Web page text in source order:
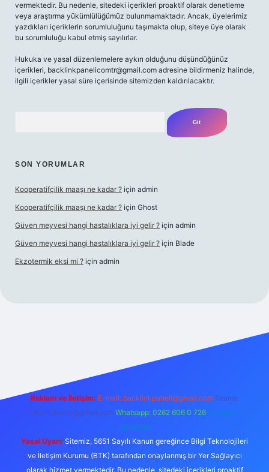
vermektedir. Bu nedenle, sitedeki içerikleri proaktif olarak denetleme
veya araştırma yükümlülüğümüz bulunmamaktadır. Ancak, üyelerimiz
yazdıkları içeriklerin sorumluluğunu taşımakta olup, siteye üye olarak
bu sorumluluğu kabul etmiş sayılırlar.
Hukuka ve yasal düzenlemelere aykırı olduğunu düşündüğünüz
içerikleri, backlinkpanelicomtr@gmail.com adresine bildirmeniz halinde,
ilgili içerikler yasal süre içerisinde sitemizden kaldırılacaktır.
SON YORUMLAR
Kooperatifçilik maaşı ne kadar ? için admin
Kooperatifçilik maaşı ne kadar ? için Ghost
Güven meyvesi hangi hastalıklara iyi gelir ? için admin
Güven meyvesi hangi hastalıklara iyi gelir ? için Blade
Ekzotermik eksi mi ? için admin
Reklam ve İletişim: E-mail: backlinkpaneli@gmail.com Teams:
forumhizmeti@gmail.com Whatsapp: 0262 606 0 726 Telegram:
@karabul
Yasal Uyarı: Sitemiz, 5651 Sayılı Kanun gereğince Bilgi Teknolojileri
ve İletişim Kurumu (BTK) tarafından onaylanmış bir Yer Sağlayıcı
olarak hizmet vermektedir. Bu nedenle, sitedeki içerikleri proaktif